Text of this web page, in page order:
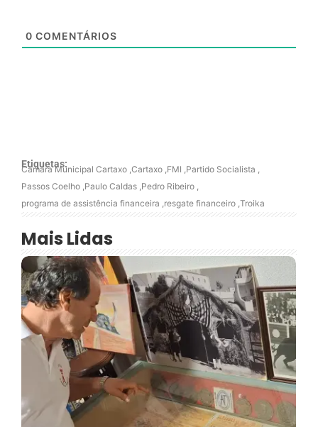
0 COMENTÁRIOS
Etiquetas:
Câmara Municipal Cartaxo Cartaxo FMI Partido Socialista
Passos Coelho Paulo Caldas Pedro Ribeiro
programa de assistência financeira resgate financeiro Troika
Mais Lidas